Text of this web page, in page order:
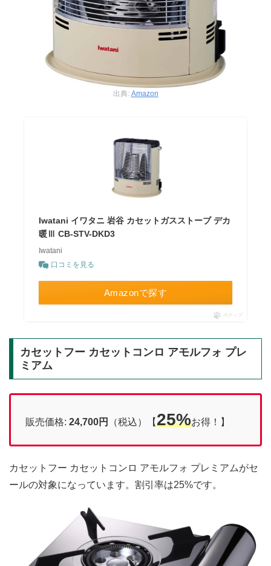
出典: Amazon
Iwatani イワタニ 岩谷 カセットガスストーブ デカ
暖Ⅲ CB-STV-DKD3
Iwatani
口コミを見る
Amazonで探す
ポチップ
カセットフー カセットコンロ アモルフォ プレ
ミアム
販売価格: 24,700円 （税込）【25%お得！】
カセットフー カセットコンロ アモルフォ プレミアムがセ
ールの対象になっています。割引率は25%です。